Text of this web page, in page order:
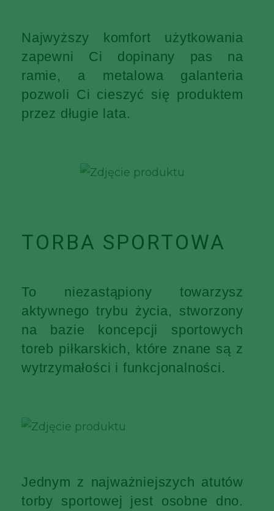
Najwyższy komfort użytkowania
zapewni Ci dopinany pas na
ramie, a metalowa galanteria
pozwoli Ci cieszyć się produktem
przez długie lata.
TORBA SPORTOWA
To niezastąpiony towarzysz
aktywnego trybu życia, stworzony
na bazie koncepcji sportowych
toreb piłkarskich, które znane są z
wytrzymałości i funkcjonalności.
Jednym z najważniejszych atutów
torby sportowej jest osobne dno.